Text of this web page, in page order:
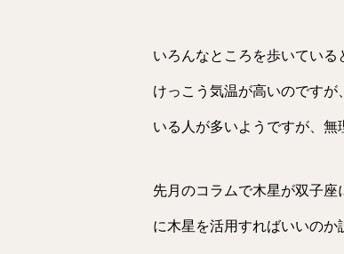
いろんなところを歩いてい
けっこう気温が高いのです
いる人が多いようですが、無
先月のコラムで木星が双子
に木星を活用すればいいのか